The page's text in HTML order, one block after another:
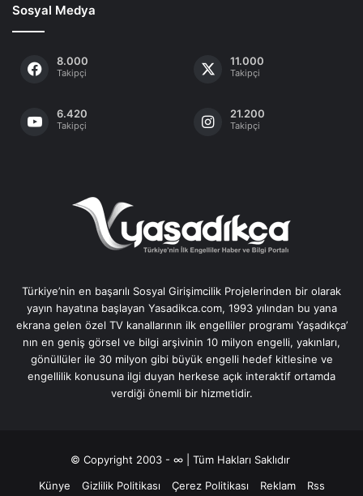
Sosyal Medya
8.000
Takipçi
11.000
Takipçi
6.420
Takipçi
21.200
Takipçi
Türkiye’nin en başarılı Sosyal Girişimcilik Projelerinden bir olarak
yayın hayatına başlayan Yasadikca.com, 1993 yılından bu yana
ekrana gelen özel TV kanallarının ilk engelliler programı Yaşadıkça’
nın en geniş görsel ve bilgi arşivinin 10 milyon engelli, yakınları,
gönüllüler ile 30 milyon gibi büyük engelli hedef kitlesine ve
engellilik konusuna ilgi duyan herkese açık interaktif ortamda
verdiği önemli bir hizmetidir.
© Copyright 2003 - ∞ | Tüm Hakları Saklıdır
Künye
Gizlilik Politikası Çerez Politikası Reklam Rss